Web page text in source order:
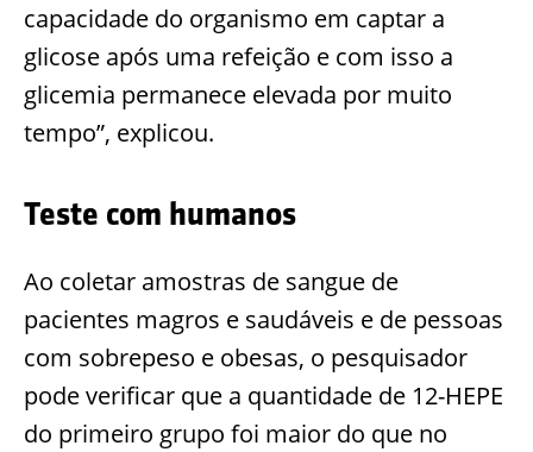
capacidade do organismo em captar a
glicose após uma refeição e com isso a
glicemia permanece elevada por muito
tempo”, explicou.
Teste com humanos
Ao coletar amostras de sangue de
pacientes magros e saudáveis e de pessoas
com sobrepeso e obesas, o pesquisador
pode verificar que a quantidade de 12-HEPE
do primeiro grupo foi maior do que no